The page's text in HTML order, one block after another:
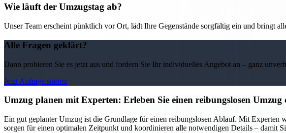
Wie läuft der Umzugstag ab?
Unser Team erscheint pünktlich vor Ort, lädt Ihre Gegenstände sorgfältig ein und bringt
Alle Fragen geklärt?
Dann probieren Sie es jetzt aus und fordern Sie Ihr individuelles Angebot an – ganz
Jetzt Anfrage starten
Umzug planen mit Experten: Erleben Sie einen reibungslosen
Ein gut geplanter Umzug ist die Grundlage für einen reibungslosen Ablauf. Mit Experten
sorgen für einen optimalen Zeitpunkt und koordinieren alle notwendigen Details – damit